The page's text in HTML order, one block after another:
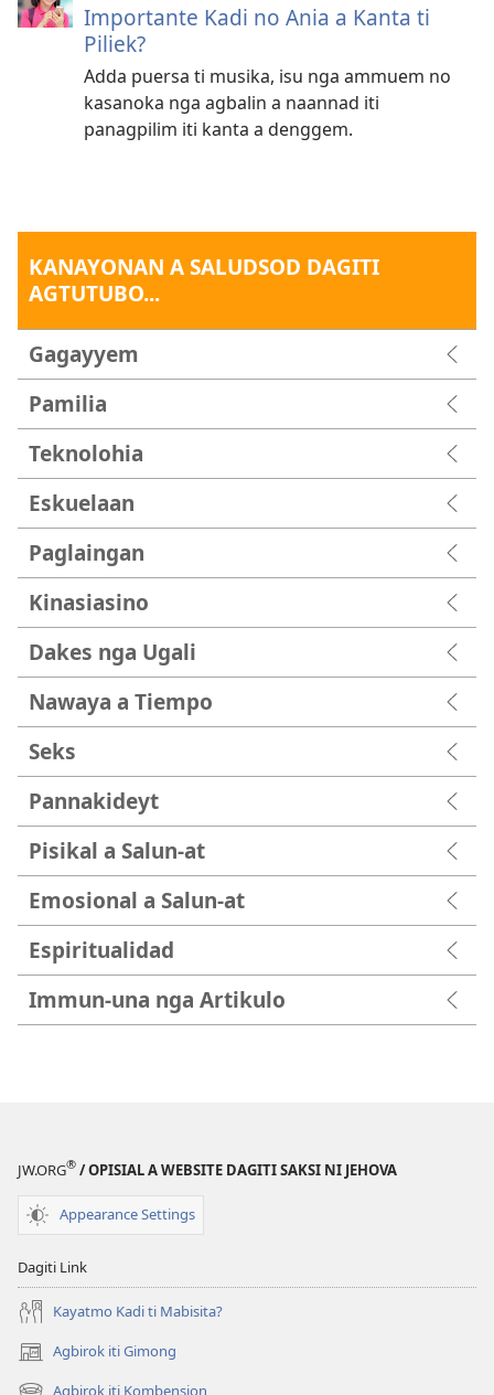
Importante Kadi no Ania a Kanta ti
Piliek?
Adda puersa ti musika, isu nga ammuem no
kasanoka nga agbalin a naannad iti
panagpilim iti kanta a denggem.
KANAYONAN A SALUDSOD DAGITI
AGTUTUBO...
Gagayyem
Pamilia
Teknolohia
Eskuelaan
Paglaingan
Kinasiasino
Dakes nga Ugali
Nawaya a Tiempo
Seks
Pannakideyt
Pisikal a Salun-at
Emosional a Salun-at
Espiritualidad
Immun-una nga Artikulo
JW.ORG® / OPISIAL A WEBSITE DAGITI SAKSI NI JEHOVA
Appearance Settings
Dagiti Link
Kayatmo Kadi ti Mabisita?
Agbirok iti Gimong
(manglukat
iti
Agbirok iti Kombension